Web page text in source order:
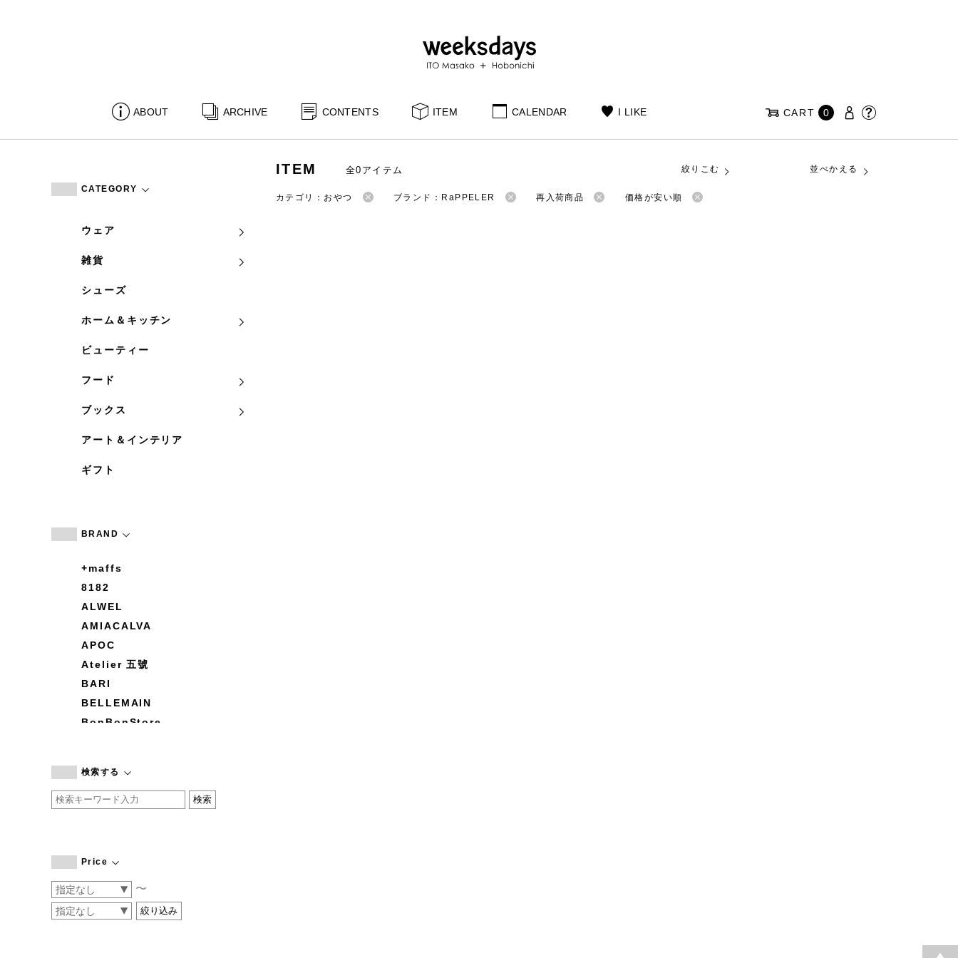
ABOUT ARCHIVE CONTENTS ITEM CALENDAR I LIKE CART 0
CATEGORY
ウェア
雑貨
シューズ
ホーム＆キッチン
ビューティー
フード
ブックス
アート＆インテリア
ギフト
BRAND
+maffs
8182
ALWEL
AMIACALVA
APOC
Atelier 五號
BARI
BELLEMAIN
BonBonStore
by basics
CATWORTH
COGTHEBIGSMOKE
CONVERSE
DEAN & DELUCA
検索する
Price
〜
ITEM 全0アイテム 絞りこむ 並べかえる
カテゴリ：おやつ ブランド：RaPPELER 再入荷商品 価格が安い順